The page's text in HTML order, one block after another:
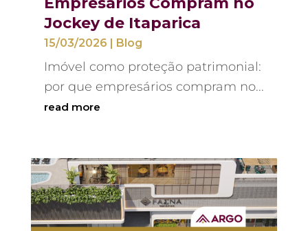
Jockey de Itaparica
15/03/2026 | Blog
Imóvel como proteção patrimonial:
por que empresários compram no...
read more